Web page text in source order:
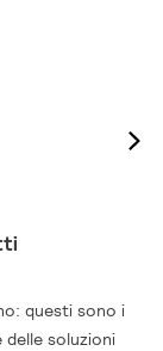
questi sono i
delle soluzioni